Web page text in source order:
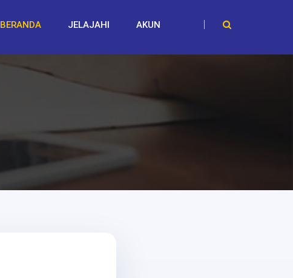
BERANDA JELAJAHI AKUN